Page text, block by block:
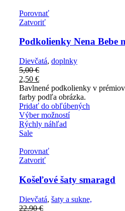
Porovnať
Zatvoriť
Podkolienky Nena Bebe
Dievčatá, doplnky
5,00€
2,50 €
Bavlnené podkolienky v
farby podľa obrázka.
Pridať do obľúbených
Výber možností
Rýchly náhľad
Sale
Porovnať
Zatvoriť
Košeľové šaty smaragd
Dievčatá, šaty a sukne,
22,90€